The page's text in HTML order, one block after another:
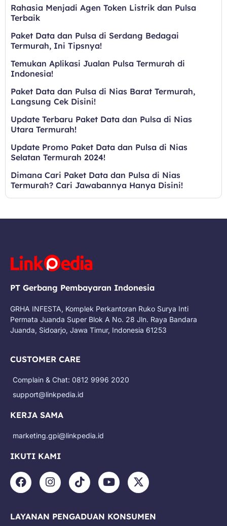
Rahasia Menjadi Agen Token Listrik dan Pulsa
Terbaik
Paket Data dan Pulsa di Serdang Bedagai
Termurah, Ini Tipsnya!
Temukan Aplikasi Jualan Pulsa Termurah di
Indonesia!
Paket Data dan Pulsa di Nias Barat Termurah,
Langsung Cek Disini!
Update Terbaru Paket Data dan Pulsa di Nias
Utara Termurah!
Update Promo Paket Data dan Pulsa di Nias
Selatan Termurah 2024!
Dimana Cari Paket Data dan Pulsa di Nias
Termurah? Cari Jawabannya Hanya Disini!
PT Gerbang Pembayaran Indonesia
GRHA INFESTA, Komplek Perkantoran Ruko Surya Inti
Permata Juanda Super Blok A No. 28 Jln. Raya Bandara
Juanda, Sidoarjo, Jawa Timur, Indonesia 61253
CUSTOMER CARE
Complain & Chat: 0812 9996 2020
support@linkpedia.id
KERJA SAMA
marketing.gpi@linkpedia.id
IKUTI KAMI
F
a
b
I
n
a
T
i
o
Y
o
u
X
-
i
LAYANAN PENGADUAN KONSUMEN